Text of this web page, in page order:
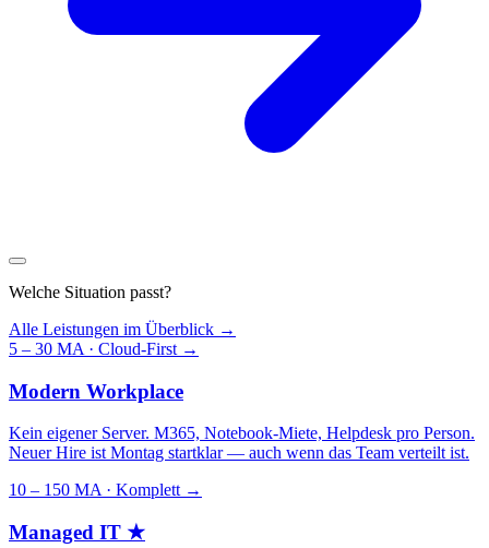
Welche Situation passt?
Alle Leistungen im Überblick →
5 – 30 MA · Cloud-First →
Modern Workplace
Kein eigener Server. M365, Notebook-Miete, Helpdesk pro Person.
Neuer Hire ist Montag startklar — auch wenn das Team verteilt ist.
10 – 150 MA · Komplett →
Managed IT ★